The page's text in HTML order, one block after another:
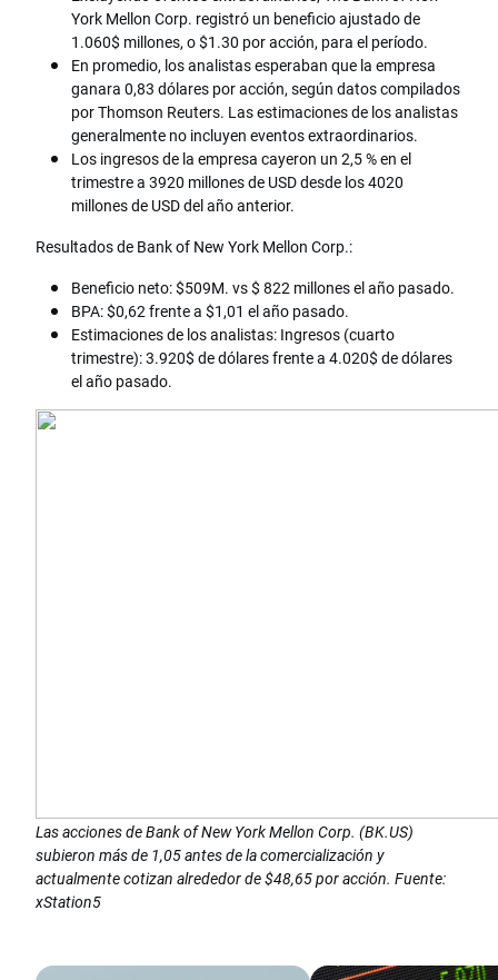
York Mellon Corp. registró un beneficio ajustado de
1.060$ millones, o $1.30 por acción, para el período.
En promedio, los analistas esperaban que la empresa
ganara 0,83 dólares por acción, según datos compilados
por Thomson Reuters. Las estimaciones de los analistas
generalmente no incluyen eventos extraordinarios.
Los ingresos de la empresa cayeron un 2,5 % en el
trimestre a 3920 millones de USD desde los 4020
millones de USD del año anterior.
Resultados de Bank of New York Mellon Corp.:
Beneficio neto: $509M. vs $ 822 millones el año pasado.
BPA: $0,62 frente a $1,01 el año pasado.
Estimaciones de los analistas: Ingresos (cuarto
trimestre): 3.920$ de dólares frente a 4.020$ de dólares
el año pasado.
Las acciones de Bank of New York Mellon Corp. (BK.US)
subieron más de 1,05 antes de la comercialización y
actualmente cotizan alrededor de $48,65 por acción. Fuente:
xStation5